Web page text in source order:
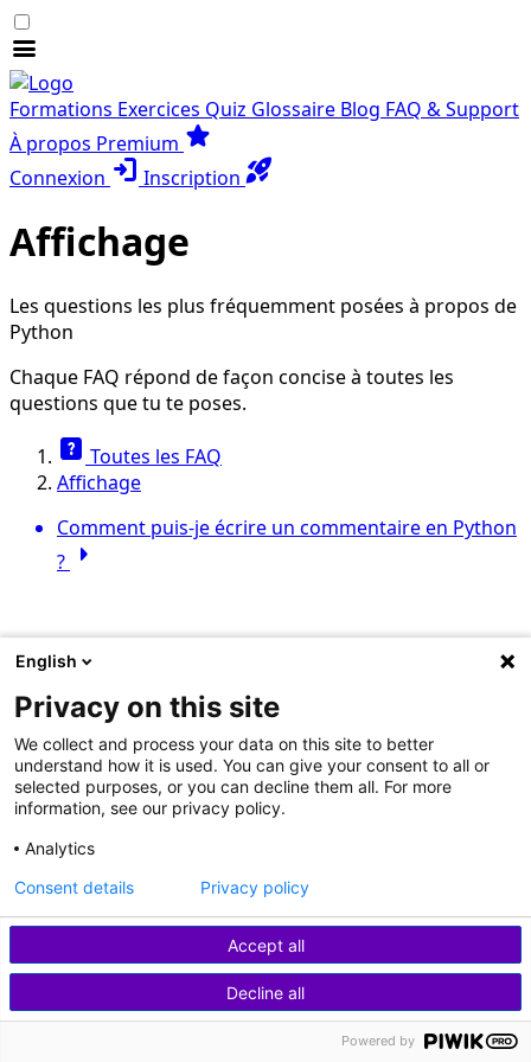
menu
Formations Exercices Quiz Glossaire Blog FAQ & Support
À propos Premium star
Connexion login Inscription rocket_launch
Affichage
Les questions les plus fréquemment posées à propos de
Python
Chaque FAQ répond de façon concise à toutes les
questions que tu te poses.
help_center Toutes les FAQ
Affichage
Comment puis-je écrire un commentaire en Python
? arrow_right
English
Privacy on this site
We collect and process your data on this site to better
understand how it is used. You can give your consent to all or
selected purposes, or you can decline them all. For more
information, see our privacy policy.
Analytics
Accept all
Decline all
Consent details Privacy policy
Powered by